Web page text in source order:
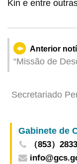
Kin e entre
Anterior
“Missão de
2025” para
de estudo
Secretariado
Turismo
Sessão de
dos Países de
Gabinete de
（853）